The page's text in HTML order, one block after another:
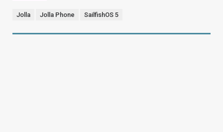
Jolla Jolla Phone SailfishOS 5